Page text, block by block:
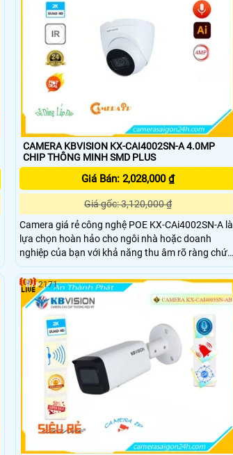
CAMERA KBVISION KX-CAI4002SN-A 4.0MP
CHIP THÔNG MINH SMD PLUS
Giá Bán: 2,028,000 ₫
Giá gốc: 3,120,000 ₫
Camera giá rẻ công nghệ POE KX-CAi4002SN-A là
lựa chọn hoàn hảo cho ngôi nhà hoặc doanh
nghiệp của bạn với khả năng thu âm rõ ràng chức
năng phân biệt người và xe cộ Camera Kbvision
KX-CAi4002SN-A 4.0MP đảm bảo an toàn và an
ninh tối đa công nghệ chống ngược sáng DWDR
120db.
2171